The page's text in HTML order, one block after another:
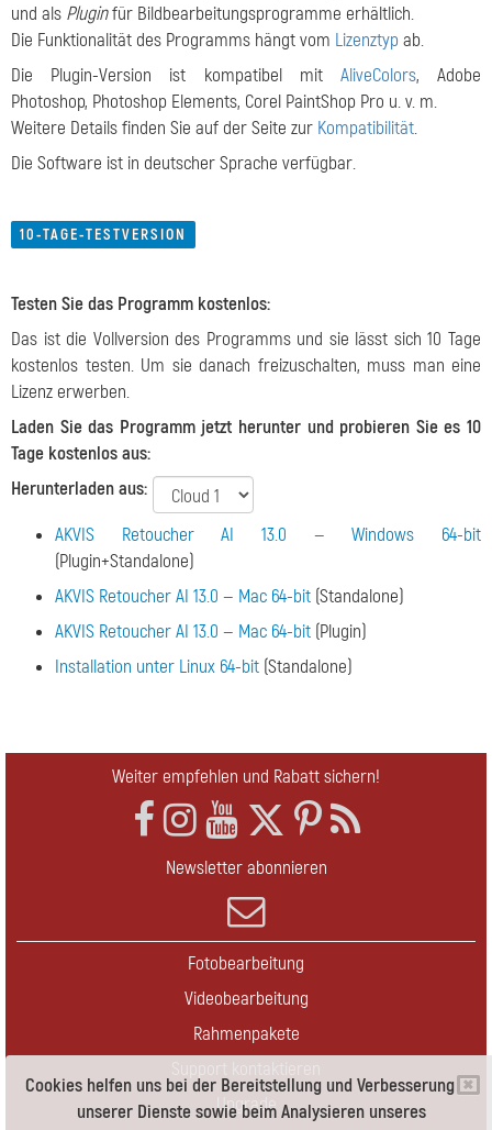
Cookies helfen uns bei der Bereitstellung und Verbesserung
unserer Dienste sowie beim Analysieren unseres
und als Pluginfür Bildbearbeitungsprogramme erhältlich.
Die Funktionalität des Programms hängt vom Lizenztyp ab.
Die Plugin-Version ist kompatibel mit AliveColors, Adobe
Photoshop, Photoshop Elements, Corel PaintShop Pro u. v. m.
Weitere Details finden Sie auf der Seite zur Kompatibilität.
Die Software ist in deutscher Sprache verfügbar.
10-TAGE-TESTVERSION
Testen Sie das Programm kostenlos:
Das ist die Vollversion des Programms und sie lässt sich 10 Tage
kostenlos testen. Um sie danach freizuschalten, muss man eine
Lizenz erwerben.
Laden Sie das Programm jetzt herunter und probieren Sie es 10
Tage kostenlos aus:
Herunterladen aus:
AKVIS Retoucher AI 13.0 — Windows 64-bit
(Plugin+Standalone)
AKVIS Retoucher AI 13.0 — Mac 64-bit (Standalone)
AKVIS Retoucher AI 13.0 — Mac 64-bit (Plugin)
Installation unter Linux 64-bit (Standalone)
Weiter empfehlen und Rabatt sichern!
Newsletter abonnieren
Fotobearbeitung
Videobearbeitung
Rahmenpakete
Upgrade